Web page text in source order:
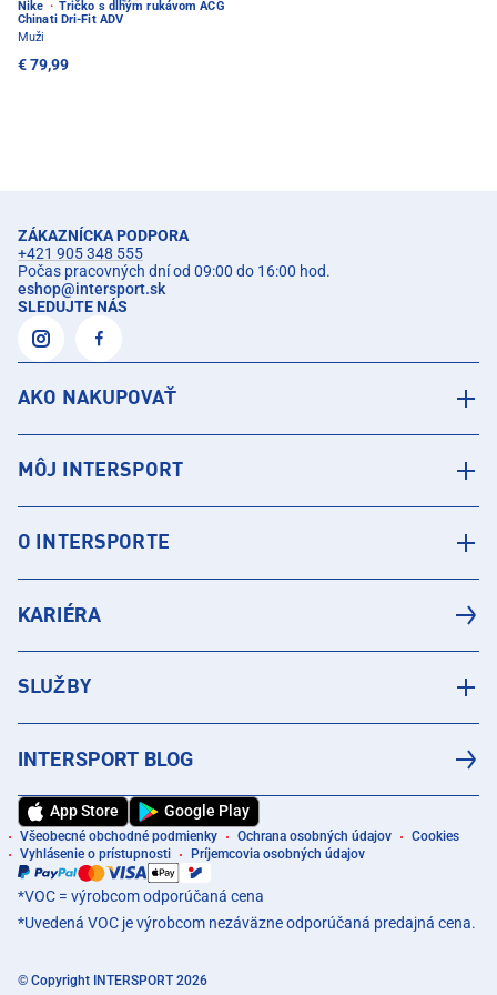
Nike · Tričko s dlhým rukávom ACG
Chinati Dri-Fit ADV
Muži
€ 79,99
ZÁKAZNÍCKA PODPORA
+421 905 348 555
Počas pracovných dní od 09:00 do 16:00 hod.
eshop@intersport.sk
SLEDUJTE NÁS
AKO NAKUPOVAŤ
MÔJ INTERSPORT
O INTERSPORTE
KARIÉRA
SLUŽBY
INTERSPORT BLOG
App Store Google Play
Všeobecné obchodné podmienky Ochrana osobných údajov
Cookies
Vyhlásenie o prístupnosti
Príjemcovia osobných údajov
*VOC = výrobcom odporúčaná cena
*Uvedená VOC je výrobcom nezáväzne odporúčaná predajná cena.
© Copyright INTERSPORT 2026